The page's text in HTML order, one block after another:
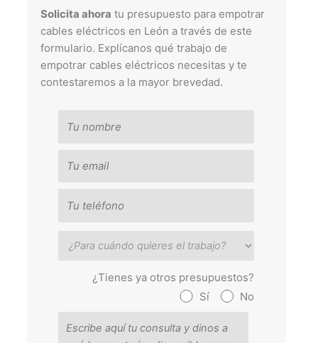
Solicita ahora tu presupuesto para empotrar
cables eléctricos en León a través de este
formulario. Explícanos qué trabajo de
empotrar cables eléctricos necesitas y te
contestaremos a la mayor brevedad.
¿Tienes ya otros presupuestos?
Sí
No